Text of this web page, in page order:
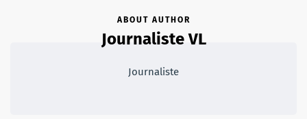
ABOUT AUTHOR
Journaliste VL
Journaliste